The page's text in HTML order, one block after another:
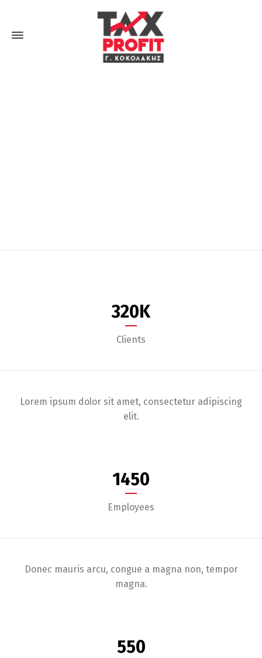
320K
Clients
Lorem ipsum dolor sit amet, consectetur adipiscing
elit.
1450
Employees
Donec mauris arcu, congue a magna non, tempor
magna.
550